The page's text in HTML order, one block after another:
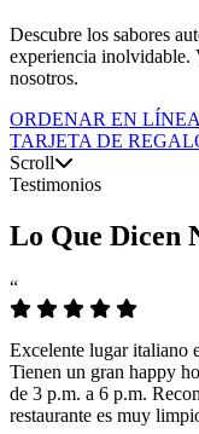
Descubre los sabores
experiencia inolvidable.
nosotros.
ORDENAR EN LÍNEA
TARJETA DE
Scroll
Testimonios
Lo Que Dicen
“
Excelente lugar italiano
Tienen un gran happy
de 3 p.m. a 6 p.m.
restaurante es muy